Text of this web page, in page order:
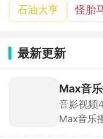
石油大亨
怪胎
最新更新
Max音
音影视频
Max音乐